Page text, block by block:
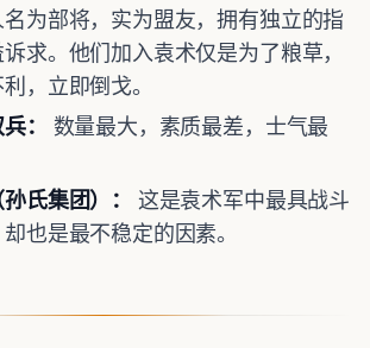
为部将，实为盟友，拥有独立的指
求。他们加入袁术仅是为了粮草，
，立即倒戈。
：
数量最大，素质最差，士气最
氏集团）：
这是袁术军中最具战斗
也是最不稳定的因素。